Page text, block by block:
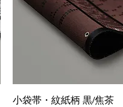
Vista rápida
小袋帯・紋紙柄 黒/焦茶